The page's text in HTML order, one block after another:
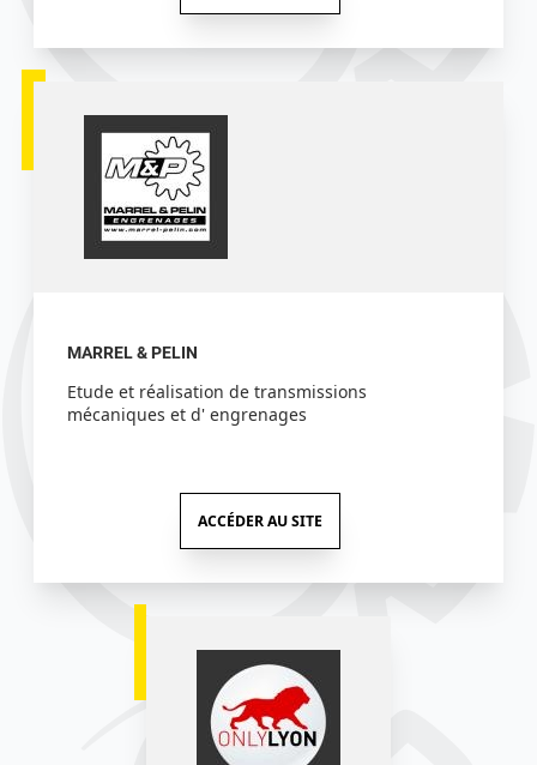
MARREL & PELIN
Etude et réalisation de transmissions
mécaniques et d' engrenages
ACCÉDER AU SITE